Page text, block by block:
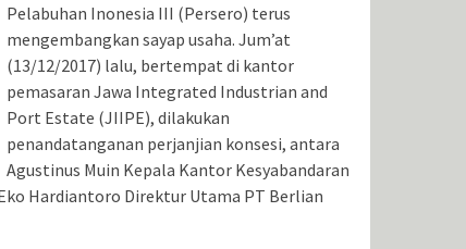
Pelabuhan Inonesia III (Persero) terus
mengembangkan sayap usaha. Jum’at
(13/12/2017) lalu, bertempat di kantor
pemasaran Jawa Integrated Industrian and
Port Estate (JIIPE), dilakukan
penandatanganan perjanjian konsesi, antara
Agustinus Muin Kepala Kantor Kesyabandaran
Hardiantoro Direktur Utama PT Berlian